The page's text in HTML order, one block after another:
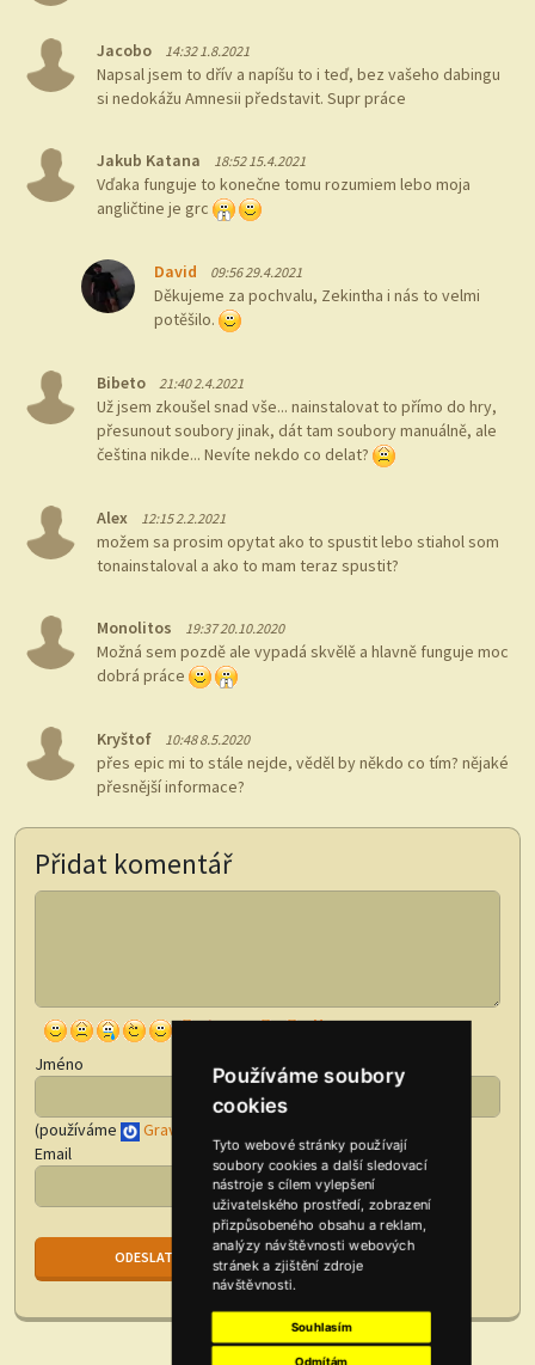
Používáme soubory
cookies
Tyto webové stránky používají
soubory cookies a další sledovací
nástroje s cílem vylepšení
uživatelského prostředí, zobrazení
přizpůsobeného obsahu a reklam,
analýzy návštěvnosti webových
stránek a zjištění zdroje
návštěvnosti.
Souhlasím
Odmítám
Jacobo 14:32 1.8.2021
Napsal jsem to dřív a napíšu to i teď, bez vašeho dabingu
si nedokážu Amnesii představit. Supr práce
Jakub Katana 18:52 15.4.2021
Vďaka funguje to konečne tomu rozumiem lebo moja
angličtine je grc
David 09:56 29.4.2021
Děkujeme za pochvalu, Zekintha i nás to velmi
potěšilo.
Bibeto 21:40 2.4.2021
Už jsem zkoušel snad vše... nainstalovat to přímo do hry,
přesunout soubory jinak, dát tam soubory manuálně, ale
čeština nikde... Nevíte nekdo co delat?
Alex 12:15 2.2.2021
možem sa prosim opytat ako to spustit lebo stiahol som
tonainstaloval a ako to mam teraz spustit?
Monolitos 19:37 20.10.2020
Možná sem pozdě ale vypadá skvělě a hlavně funguje moc
dobrá práce
Kryštof 10:48 8.5.2020
přes epic mi to stále nejde, věděl by někdo co tím? nějaké
přesnější informace?
Přidat komentář
Jméno
(používáme Gravatar
Email